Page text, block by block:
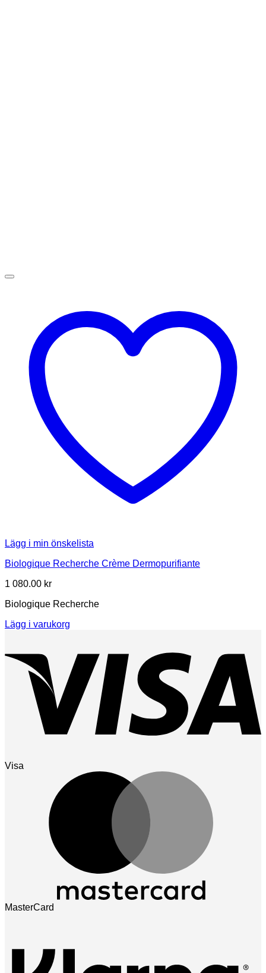
Lägg i min önskelista
Biologique Recherche Crème Dermopurifiante
1 080.00 kr
Biologique Recherche
Lägg i varukorg
Visa
MasterCard